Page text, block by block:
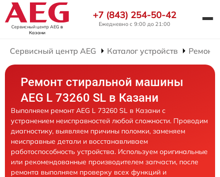
Сервисный центр AEG в
Казани
+7 (843) 254-50-42
Ежедневно с 9:00 до 21:00
Сервисный центр AEG Каталог устройств Ремонт
Ремонт стиральной машины
AEG L 73260 SL в Казани
Выполняем ремонт AEG L 73260 SL в Казани с
устранением неисправностей любой сложности. Проводим
диагностику, выявляем причины поломки, заменяем
неисправные детали и восстанавливаем
работоспособность устройства. Используем оригинальные
или рекомендованные производителем запчасти, после
ремонта выполняем проверку всех функций и